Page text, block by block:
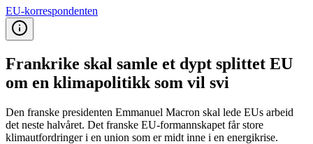
EU-korrespondenten
Frankrike skal samle et dypt splittet EU
om en klimapolitikk som vil svi
Den franske presidenten Emmanuel Macron skal lede EUs arbeid
det neste halvåret. Det franske EU-formannskapet får store
klimautfordringer i en union som er midt inne i en energikrise.